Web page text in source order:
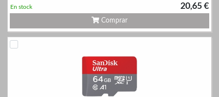
20,65 €
En stock
Comprar